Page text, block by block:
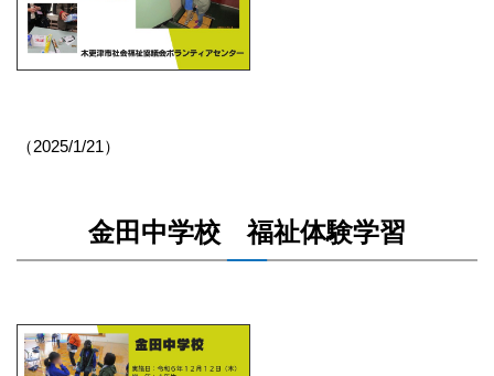
（2025/1/21）
金田中学校 福祉体験学習